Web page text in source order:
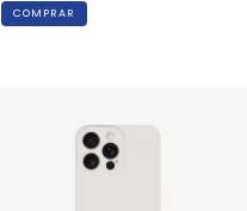
COMPRAR